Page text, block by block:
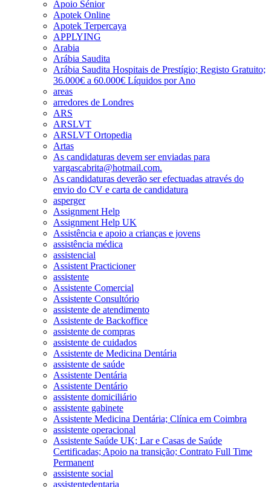
Apoio Sénior
Apotek Online
Apotek Terpercaya
APPLYING
Arabia
Arábia Saudita
Arábia Saudita Hospitais de Prestígio; Registo Gratuito;
36.000€ a 60.000€ Líquidos por Ano
areas
arredores de Londres
ARS
ARSLVT
ARSLVT Ortopedia
Artas
As candidaturas devem ser enviadas para
vargascabrita@hotmail.com.
As candidaturas deverão ser efectuadas através do
envio do CV e carta de candidatura
asperger
Assignment Help
Assignment Help UK
Assistência e apoio a crianças e jovens
assistência médica
assistencial
Assistent Practicioner
assistente
Assistente Comercial
Assistente Consultório
assistente de atendimento
Assistente de Backoffice
assistente de compras
assistente de cuidados
Assistente de Medicina Dentária
assistente de saúde
Assistente Dentária
Assistente Dentário
assistente domiciliário
assistente gabinete
Assistente Medicina Dentária; Clínica em Coimbra
assistente operacional
Assistente Saúde UK; Lar e Casas de Saúde
Certificadas; Apoio na transição; Contrato Full Time
Permanent
assistente social
assistentedentaria